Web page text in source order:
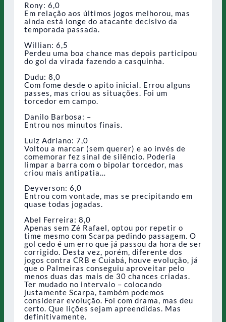
Rony: 6,0
Em relação aos últimos jogos melhorou, mas
ainda está longe do atacante decisivo da
temporada passada.
Willian: 6,5
Perdeu uma boa chance mas depois participou
do gol da virada fazendo a casquinha.
Dudu: 8,0
Com fome desde o apito inicial. Errou alguns
passes, mas criou as situações. Foi um
torcedor em campo.
Danilo Barbosa: –
Entrou nos minutos finais.
Luiz Adriano: 7,0
Voltou a marcar (sem querer) e ao invés de
comemorar fez sinal de silêncio. Poderia
limpar a barra com o bipolar torcedor, mas
criou mais antipatia…
Deyverson: 6,0
Entrou com vontade, mas se precipitando em
quase todas jogadas.
Abel Ferreira: 8,0
Apenas sem Zé Rafael, optou por repetir o
time mesmo com Scarpa pedindo passagem. O
gol cedo é um erro que já passou da hora de ser
corrigido. Desta vez, porém, diferente dos
jogos contra CRB e Cuiabá, houve evolução, já
que o Palmeiras conseguiu aproveitar pelo
menos duas das mais de 30 chances criadas.
Ter mudado no intervalo – colocando
justamente Scarpa, também podemos
considerar evolução. Foi com drama, mas deu
certo. Que lições sejam apreendidas. Mas
definitivamente.